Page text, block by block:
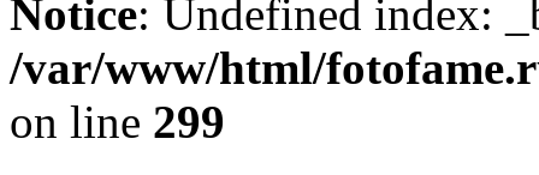
Notice: Undefined index:
/var/www/html/
on line 299